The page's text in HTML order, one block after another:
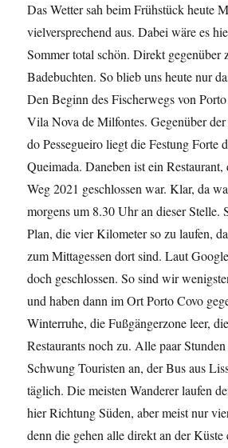
Das Wetter sah beim Frühstück heute
vielversprechend aus. Dabei wäre es
Sommer total schön. Direkt gegenüber
Badebuchten. So blieb uns heute nur
Den Beginn des Fischerwegs von
Vila Nova de Milfontes. Gegenüber
do Pessegueiro liegt die Festung Forte
Queimada. Daneben ist ein Restaurant,
Weg 2021 geschlossen war. Klar, da
morgens um 8.30 Uhr an dieser Stelle.
Plan, die vier Kilometer so zu laufen,
zum Mittagessen dort sind. Laut
doch geschlossen. So sind wir
und haben dann im Ort Porto Covo
Winterruhe, die Fußgängerzone leer,
Restaurants noch zu. Alle paar
Schwung Touristen an, der Bus aus
täglich. Die meisten Wanderer laufen
hier Richtung Süden, aber meist nur
denn die gehen alle direkt an der